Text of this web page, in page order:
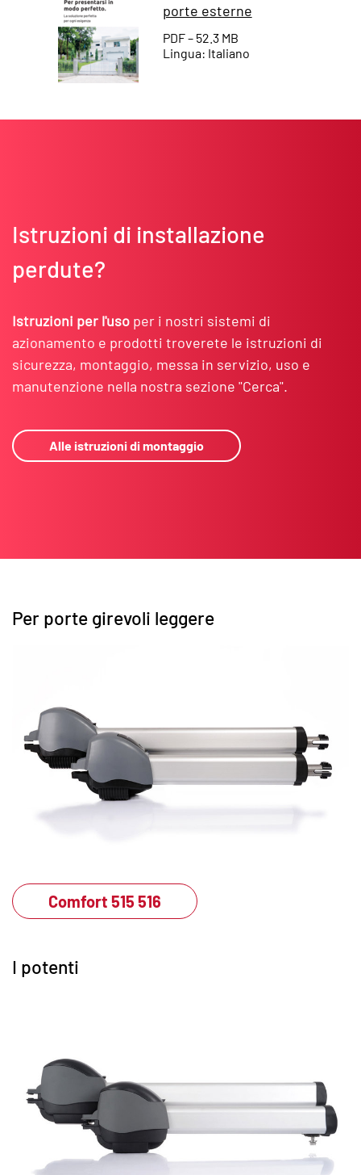
porte esterne
PDF – 52.3 MB
Lingua: Italiano
Istruzioni di installazione
perdute?
Istruzioni per l'uso per i nostri sistemi di
azionamento e prodotti troverete le istruzioni di
sicurezza, montaggio, messa in servizio, uso e
manutenzione nella nostra sezione "Cerca".
Alle istruzioni di montaggio
Per porte girevoli leggere
Comfort 515 516
I potenti